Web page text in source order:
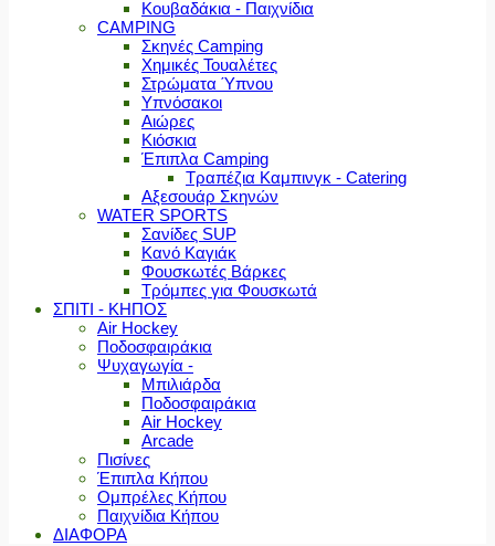
Κουβαδάκια - Παιχνίδια
CAMPING
Σκηνές Camping
Χημικές Τουαλέτες
Στρώματα Ύπνου
Υπνόσακοι
Αιώρες
Κιόσκια
Έπιπλα Camping
Τραπέζια Καμπινγκ - Catering
Αξεσουάρ Σκηνών
WATER SPORTS
Σανίδες SUP
Κανό Καγιάκ
Φουσκωτές Βάρκες
Τρόμπες για Φουσκωτά
ΣΠΙΤΙ - ΚΗΠΟΣ
Air Hockey
Ποδοσφαιράκια
Ψυχαγωγία -
Μπιλιάρδα
Ποδοσφαιράκια
Air Hockey
Arcade
Πισίνες
Έπιπλα Κήπου
Ομπρέλες Κήπου
Παιχνίδια Κήπου
ΔΙΑΦΟΡΑ